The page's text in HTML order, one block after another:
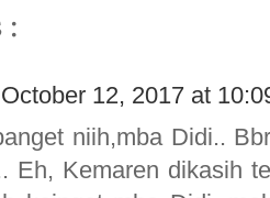
:
October 12, 2017 at
niih,mba Didi..
Eh, Kemaren dikasih